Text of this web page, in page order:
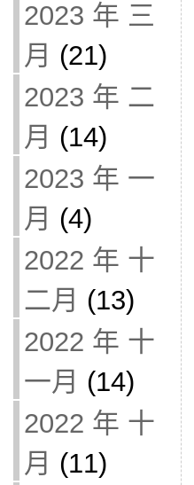
2023 年 三
月 (21)
2023 年 二
月 (14)
2023 年 一
月 (4)
2022 年 十
二月 (13)
2022 年 十
一月 (14)
2022 年 十
月 (11)